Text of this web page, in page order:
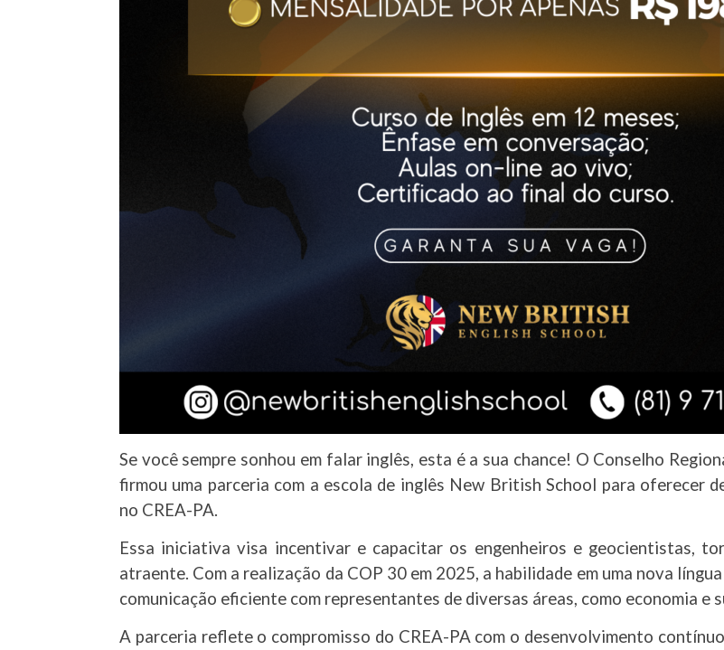
Se você sempre sonhou em falar inglês, esta é a sua chance! O Conselho
firmou uma parceria com a escola de inglês New British School para oferecer
no CREA-PA.
Essa iniciativa visa incentivar e capacitar os engenheiros e geocientistas,
atraente. Com a realização da COP 30 em 2025, a habilidade em uma nova
comunicação eficiente com representantes de diversas áreas, como economia e
A parceria reflete o compromisso do CREA-PA com o desenvolvimento